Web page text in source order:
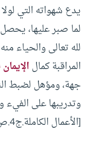
يدع شهواته التي
لما صبر عليها،
لله تعالى والحياء
المراقبة كمالالإيمان
جهة، ومؤهل لضبط
وتدريبها على
[الأعمال الكاملة.ج4.ص439].